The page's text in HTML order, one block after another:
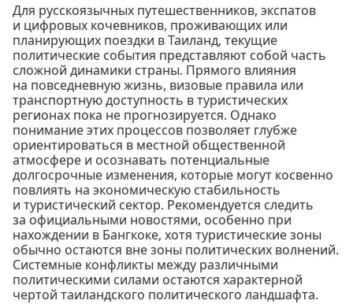
Для русскоязычных путешественников, экспатов
и цифровых кочевников, проживающих или
планирующих поездки в Таиланд, текущие
политические события представляют собой часть
сложной динамики страны. Прямого влияния
на повседневную жизнь, визовые правила или
транспортную доступность в туристических
регионах пока не прогнозируется. Однако
понимание этих процессов позволяет глубже
ориентироваться в местной общественной
атмосфере и осознавать потенциальные
долгосрочные изменения, которые могут косвенно
повлиять на экономическую стабильность
и туристический сектор. Рекомендуется следить
за официальными новостями, особенно при
нахождении в Бангкоке, хотя туристические зоны
обычно остаются вне зоны политических волнений.
Системные конфликты между различными
политическими силами остаются характерной
чертой таиландского политического ландшафта.